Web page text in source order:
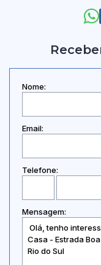
Nome:
Email:
Telefone:
Mensagem: